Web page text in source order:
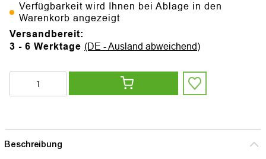
Verfügbarkeit wird Ihnen bei Ablage in den
Warenkorb angezeigt
Versandbereit:
3 - 6 Werktage (DE - Ausland abweichend)
Beschreibung